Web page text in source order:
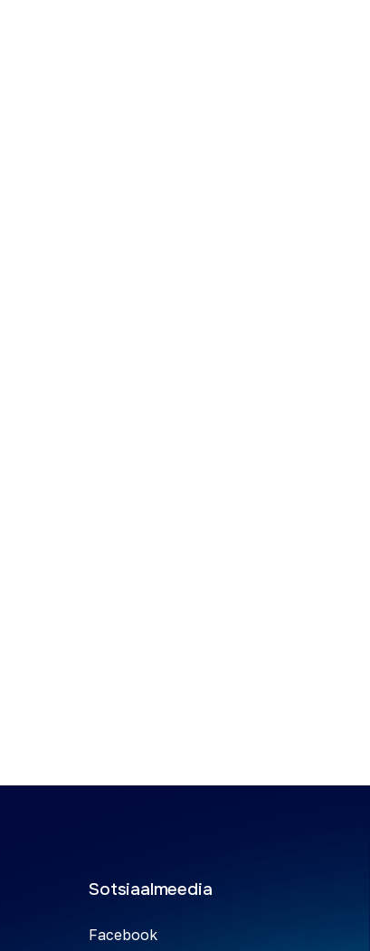
Sotsiaalmeedia
Facebook